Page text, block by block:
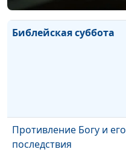
Библейская суббота
Противление Богу и его
последствия